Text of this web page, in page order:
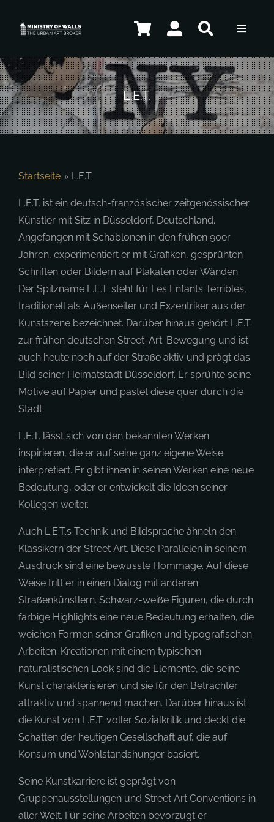
Inhalt
Toggle
Künstler
Shop
DE
L.E.T.
Startseite » L.E.T.
L.E.T. ist ein deutsch-französischer zeitgenössischer
Künstler mit Sitz in Düsseldorf, Deutschland.
Angefangen mit Schablonen in den frühen 90er
Jahren, experimentiert er mit Grafiken, gesprühten
Schriften oder Bildern auf Plakaten oder Wänden.
Der Spitzname L.E.T. steht für Les Enfants Terribles,
traditionell als Außenseiter und Exzentriker aus der
Kunstszene bezeichnet. Darüber hinaus gehört L.E.T.
zur frühen deutschen Street-Art-Bewegung und ist
auch heute noch auf der Straße aktiv und prägt das
Bild seiner Heimatstadt Düsseldorf. Er sprühte seine
Motive auf Papier und pastet diese quer durch die
Stadt.
L.E.T. lässt sich von den bekannten Werken
inspirieren, die er auf seine ganz eigene Weise
interpretiert. Er gibt ihnen in seinen Werken eine neue
Bedeutung, oder er entwickelt die Ideen seiner
Kollegen weiter.
Auch L.E.T.s Technik und Bildsprache ähneln den
Klassikern der Street Art. Diese Parallelen in seinem
Ausdruck sind eine bewusste Hommage. Auf diese
Weise tritt er in einen Dialog mit anderen
Straßenkünstlern. Schwarz-weiße Figuren, die durch
farbige Highlights eine neue Bedeutung erhalten, die
weichen Formen seiner Grafiken und typografischen
Arbeiten. Kreationen mit einem typischen
naturalistischen Look sind die Elemente, die seine
Kunst charakterisieren und sie für den Betrachter
attraktiv und spannend machen. Darüber hinaus ist
die Kunst von L.E.T. voller Sozialkritik und deckt die
Schatten der heutigen Gesellschaft auf, die auf
Konsum und Wohlstandshunger basiert.
Seine Kunstkarriere ist geprägt von
Gruppenausstellungen und Street Art Conventions in
aller Welt. Für seine Arbeiten bevorzugt er